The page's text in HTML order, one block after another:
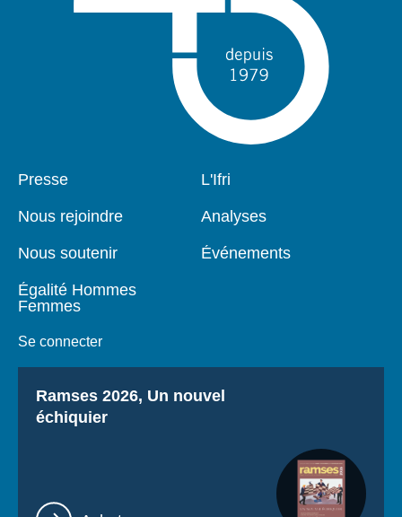
Pied
Presse
Nous rejoindre
Nous soutenir
Égalité Hommes
Femmes
Se connecter
Navigation
L'Ifri
Analyses
Événements
Titre
Ramses 2026, Un nouvel
échiquier